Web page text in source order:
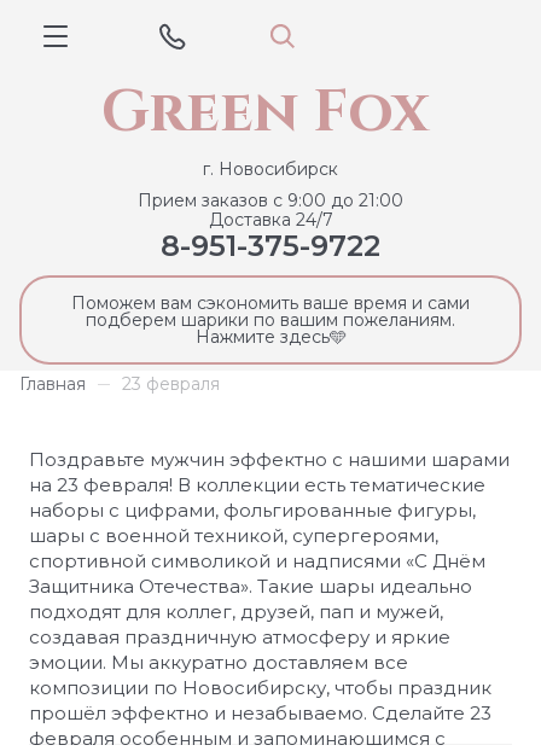
Green Fox
г. Новосибирск
Прием заказов с 9:00 до 21:00
Доставка 24/7
8-951-375-9722
Поможем вам сэкономить ваше время и сами
подберем шарики по вашим пожеланиям.
Нажмите здесь🩵
Главная 23 февраля
Поздравьте мужчин эффектно с нашими шарами
на 23 февраля! В коллекции есть тематические
наборы с цифрами, фольгированные фигуры,
шары с военной техникой, супергероями,
спортивной символикой и надписями «С Днём
Защитника Отечества». Такие шары идеально
подходят для коллег, друзей, пап и мужей,
создавая праздничную атмосферу и яркие
эмоции. Мы аккуратно доставляем все
композиции по Новосибирску, чтобы праздник
прошёл эффектно и незабываемо. Сделайте 23
февраля особенным и запоминающимся с